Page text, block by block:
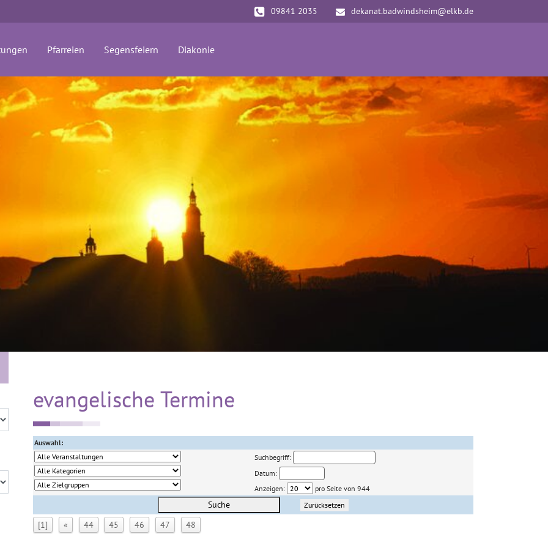
09841 2035 dekanat.badwindsheim@elkb.de
(current)Pfarreien Segensfeiern Diakonie
evangelische Termine
Auswahl:
Suchbegriff:
Datum:
Anzeigen:
pro Seite von 944
Suche Zurücksetzen
[1] « 44 45 46 47 48